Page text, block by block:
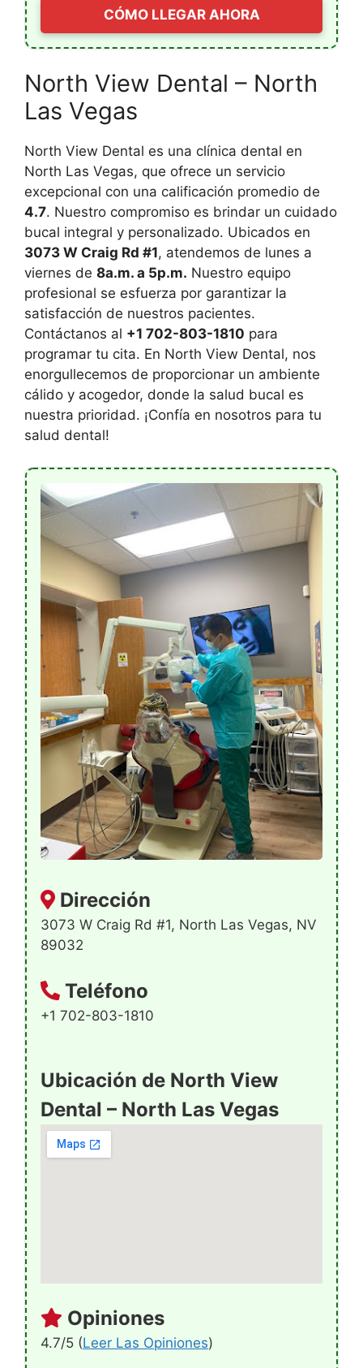
CÓMO LLEGAR AHORA
North View Dental – North
Las Vegas
North View Dental es una clínica dental en
North Las Vegas, que ofrece un servicio
excepcional con una calificación promedio de
4.7. Nuestro compromiso es brindar un cuidado
bucal integral y personalizado. Ubicados en
3073 W Craig Rd #1, atendemos de lunes a
viernes de 8a.m. a 5p.m. Nuestro equipo
profesional se esfuerza por garantizar la
satisfacción de nuestros pacientes.
Contáctanos al +1 702-803-1810 para
programar tu cita. En North View Dental, nos
enorgullecemos de proporcionar un ambiente
cálido y acogedor, donde la salud bucal es
nuestra prioridad. ¡Confía en nosotros para tu
salud dental!
Dirección
3073 W Craig Rd #1, North Las Vegas, NV
89032
Teléfono
+1 702-803-1810
Ubicación de North View
Dental – North Las Vegas
Opiniones
4.7/5 (Leer Las Opiniones)